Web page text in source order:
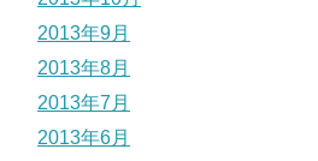
2013年9月
2013年8月
2013年7月
2013年6月